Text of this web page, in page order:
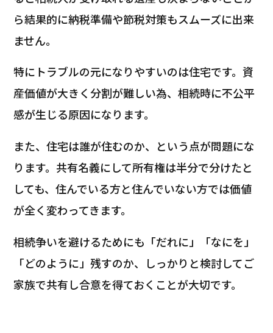
ら結果的に納税準備や節税対策もスムーズに出来
ません。
特にトラブルの元になりやすいのは住宅です。資
産価値が大きく分割が難しい為、相続時に不公平
感が生じる原因になります。
また、住宅は誰が住むのか、という点が問題にな
ります。共有名義にして所有権は半分で分けたと
しても、住んでいる方と住んでいない方では価値
が全く変わってきます。
相続争いを避けるためにも「だれに」「なにを」
「どのように」残すのか、しっかりと検討してご
家族で共有し合意を得ておくことが大切です。